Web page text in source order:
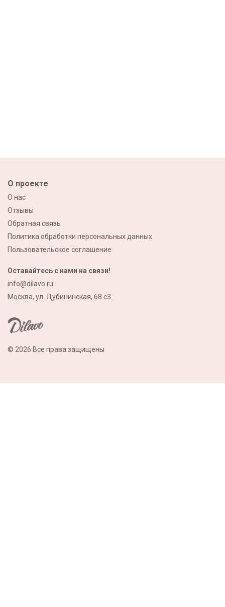
© 2026 Все права защищены
О проекте
О нас
Отзывы
Обратная связь
Политика обработки персональных данных
Пользовательское соглашение
Оставайтесь с нами на связи!
info@dilavo.ru
Москва, ул. Дубининская, 68 с3